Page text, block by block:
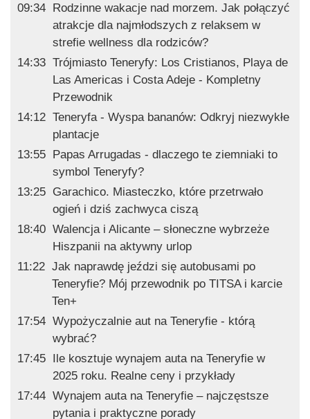
09:34 Rodzinne wakacje nad morzem. Jak połączyć
atrakcje dla najmłodszych z relaksem w
strefie wellness dla rodziców?
14:33 Trójmiasto Teneryfy: Los Cristianos, Playa de
Las Americas i Costa Adeje - Kompletny
Przewodnik
14:12 Teneryfa - Wyspa bananów: Odkryj niezwykłe
plantacje
13:55 Papas Arrugadas - dlaczego te ziemniaki to
symbol Teneryfy?
13:25 Garachico. Miasteczko, które przetrwało
ogień i dziś zachwyca ciszą
18:40 Walencja i Alicante – słoneczne wybrzeże
Hiszpanii na aktywny urlop
11:22 Jak naprawdę jeździ się autobusami po
Teneryfie? Mój przewodnik po TITSA i karcie
Ten+
17:54 Wypożyczalnie aut na Teneryfie - którą
wybrać?
17:45 Ile kosztuje wynajem auta na Teneryfie w
2025 roku. Realne ceny i przykłady
17:44 Wynajem auta na Teneryfie – najczęstsze
pytania i praktyczne porady